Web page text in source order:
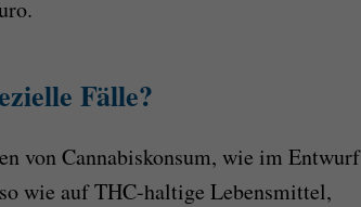
Fälle?
von Cannabiskonsum, wie im Entwurf
wie auf THC-haltige Lebensmittel,